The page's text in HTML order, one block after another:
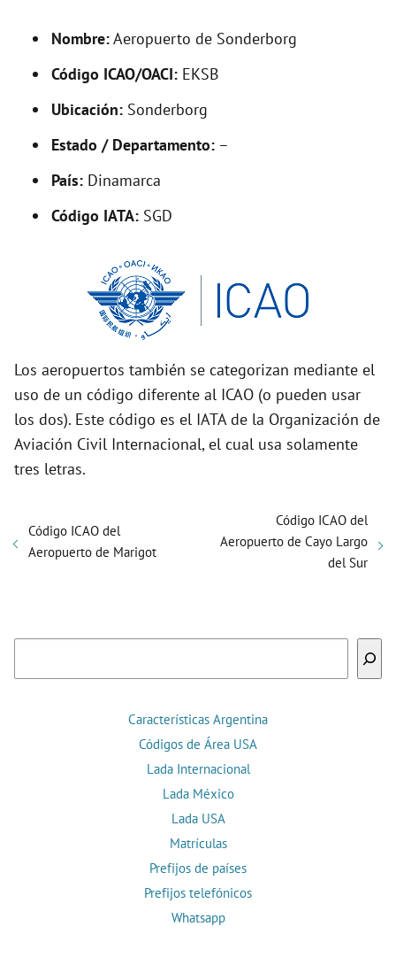
d
e
o
Nombre:Aeropuerto de Sonderborg
Código ICAO/OACI: EKSB
Ubicación: Sonderborg
Estado / Departamento: –
País: Dinamarca
Código IATA: SGD
Los aeropuertos también se categorizan mediante el
uso de un código diferente al ICAO (o pueden usar
los dos). Este código es el IATA de la Organización de
Aviación Civil Internacional, el cual usa solamente
tres letras.
Código ICAO del
Aeropuerto de Marigot
Código ICAO del
Aeropuerto de Cayo Largo
del Sur
Características Argentina
Códigos de Área USA
Lada Internacional
Lada México
Lada USA
Matrículas
Prefijos de países
Prefijos telefónicos
Whatsapp